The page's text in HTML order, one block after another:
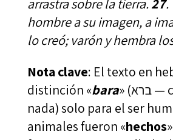
hombre a su imagen, a
lo creó; varón y hembra
Nota clave: El texto en
distinción «bara» (ברא — creó de la
nada) solo para el ser
animales fueron «hechos